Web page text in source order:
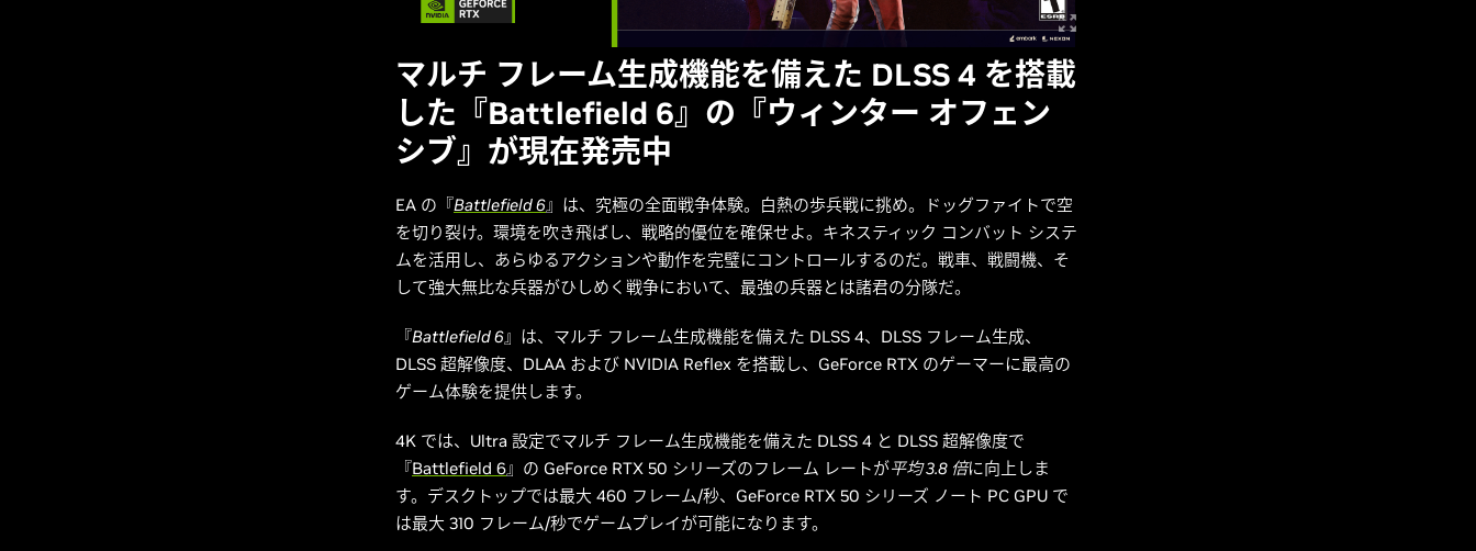
マルチ フレーム生成機能を備えた DLSS 4 を搭載
した『Battlefield 6』の『ウィンター オフェン
シブ』が現在発売中
EA の『Battlefield 6』は、究極の全面戦争体験。白熱の歩兵戦に挑め。ドッグファイトで空
を切り裂け。環境を吹き飛ばし、戦略的優位を確保せよ。キネスティック コンバット システ
ムを活用し、あらゆるアクションや動作を完璧にコントロールするのだ。戦車、戦闘機、そ
して強大無比な兵器がひしめく戦争において、最強の兵器とは諸君の分隊だ。
『Battlefield 6』は、マルチ フレーム生成機能を備えた DLSS 4、DLSS フレーム生成、
DLSS 超解像度、DLAA および NVIDIA Reflex を搭載し、GeForce RTX のゲーマーに最高の
ゲーム体験を提供します。
4K では、Ultra 設定でマルチ フレーム生成機能を備えた DLSS 4 と DLSS 超解像度で
『Battlefield 6』の GeForce RTX 50 シリーズのフレーム レートが平均 3.8 倍に向上しま
す。デスクトップでは最大 460 フレーム/秒、GeForce RTX 50 シリーズ ノート PC GPU で
は最大 310 フレーム/秒でゲームプレイが可能になります。